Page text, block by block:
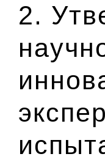
2.